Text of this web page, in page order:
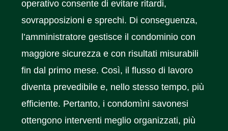
operativo consente di evitare ritardi,
sovrapposizioni e sprechi. Di conseguenza,
l’amministratore gestisce il condominio con
maggiore sicurezza e con risultati misurabili
fin dal primo mese. Così, il flusso di lavoro
diventa prevedibile e, nello stesso tempo, più
efficiente. Pertanto, i condomìni savonesi
ottengono interventi meglio organizzati, più